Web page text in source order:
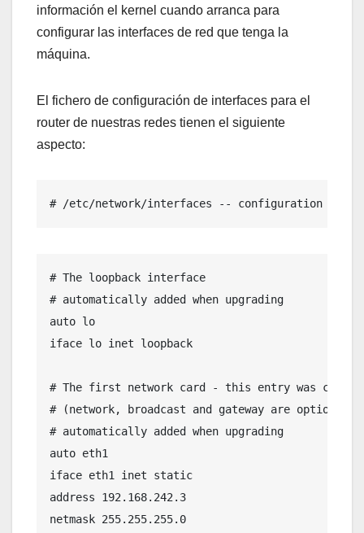
información el kernel cuando arranca para
configurar las interfaces de red que tenga la
máquina.
El fichero de configuración de interfaces para el
router de nuestras redes tienen el siguiente
aspecto:
# /etc/network/interfaces -- configuration file
# The loopback interface
# automatically added when upgrading
auto lo
iface lo inet loopback
# The first network card - this entry was
# (network, broadcast and gateway are optional)
# automatically added when upgrading
auto eth1
iface eth1 inet static
address 192.168.242.3
netmask 255.255.255.0